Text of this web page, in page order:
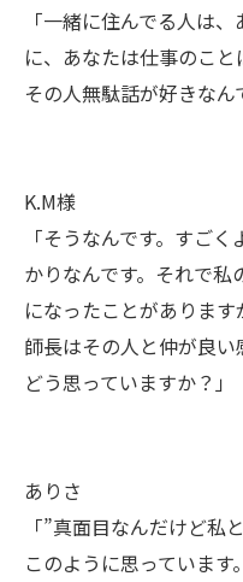
「一緒に住んでる人は
に、あなたは仕事のこと
その人無駄話が好きなん
K.M様
「そうなんです。すご
かりなんです。それで
になったことがあります
師長はその人と仲が良
どう思っていますか？」
ありさ
「”真面目なんだけど私
このように思っています